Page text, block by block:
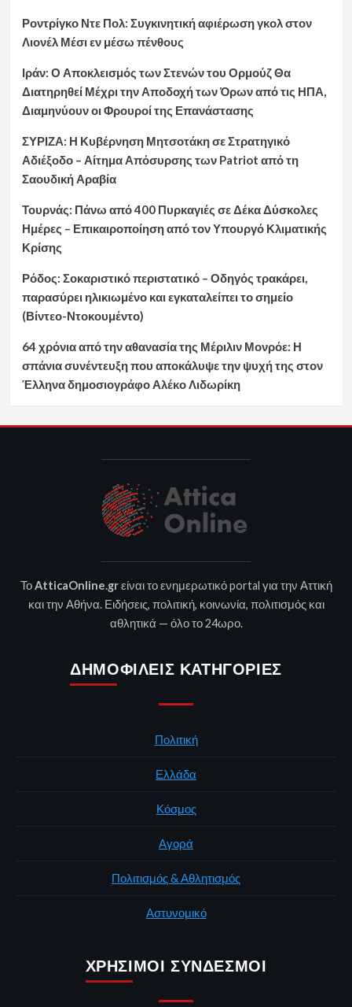
Ροντρίγκο Ντε Πολ: Συγκινητική αφιέρωση γκολ στον
Λιονέλ Μέσι εν μέσω πένθους
Ιράν: Ο Αποκλεισμός των Στενών του Ορμούζ Θα
Διατηρηθεί Μέχρι την Αποδοχή των Όρων από τις ΗΠΑ,
Διαμηνύουν οι Φρουροί της Επανάστασης
ΣΥΡΙΖΑ: Η Κυβέρνηση Μητσοτάκη σε Στρατηγικό
Αδιέξοδο – Αίτημα Απόσυρσης των Patriot από τη
Σαουδική Αραβία
Τουρνάς: Πάνω από 400 Πυρκαγιές σε Δέκα Δύσκολες
Ημέρες – Επικαιροποίηση από τον Υπουργό Κλιματικής
Κρίσης
Ρόδος: Σοκαριστικό περιστατικό – Οδηγός τρακάρει,
παρασύρει ηλικιωμένο και εγκαταλείπει το σημείο
(Βίντεο-Ντοκουμέντο)
64 χρόνια από την αθανασία της Μέριλιν Μονρόε: Η
σπάνια συνέντευξη που αποκάλυψε την ψυχή της στον
Έλληνα δημοσιογράφο Αλέκο Λιδωρίκη
ΤοAtticaOnline.grείναι το ενημερωτικό portal για την Αττική
και την Αθήνα. Ειδήσεις, πολιτική, κοινωνία, πολιτισμός και
αθλητικά — όλο το 24ωρο.
ΔΗΜΟΦΙΛΕΊΣ ΚΑΤΗΓΟΡΊΕΣ
Πολιτική
Ελλάδα
Κόσμος
Αγορά
Πολιτισμός & Αθλητισμός
Αστυνομικό
ΧΡΉΣΙΜΟΙ ΣΎΝΔΕΣΜΟΙ